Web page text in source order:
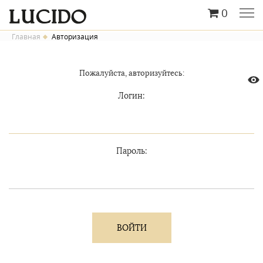
0
Главная Авторизация
Пожалуйста, авторизуйтесь:
Логин:
Пароль: